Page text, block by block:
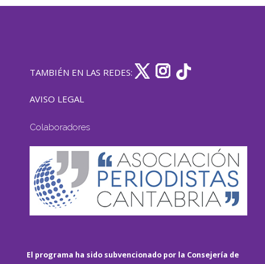
TAMBIÉN EN LAS REDES:
AVISO LEGAL
Colaboradores
El programa ha sido subvencionado por la Consejería de